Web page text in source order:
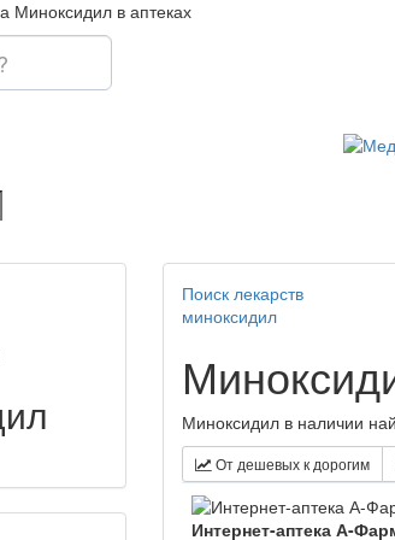
Миноксидил в аптеках
Поиск лекарств
миноксидил
Миноксидил в наличии
От дешевых к дорогим
Интернет-аптека А-